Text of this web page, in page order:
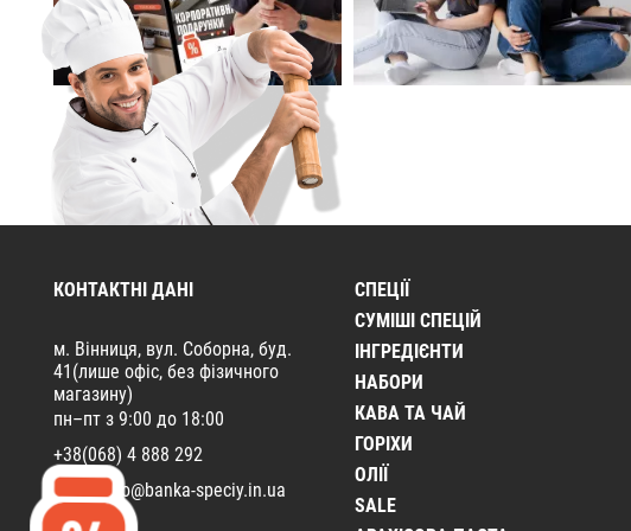
КОНТАКТНІ ДАНІ
м. Вінниця, вул. Соборна, буд.
41(лише офіс, без фізичного
магазину)
пн–пт з 9:00 до 18:00
+38(068) 4 888 292
Email:
info@banka-speciy.in.ua
СПЕЦІЇ
CУМІШІ СПЕЦІЙ
ІНГРЕДІЄНТИ
НАБОРИ
КАВА ТА ЧАЙ
ГОРІХИ
ОЛІЇ
SALE